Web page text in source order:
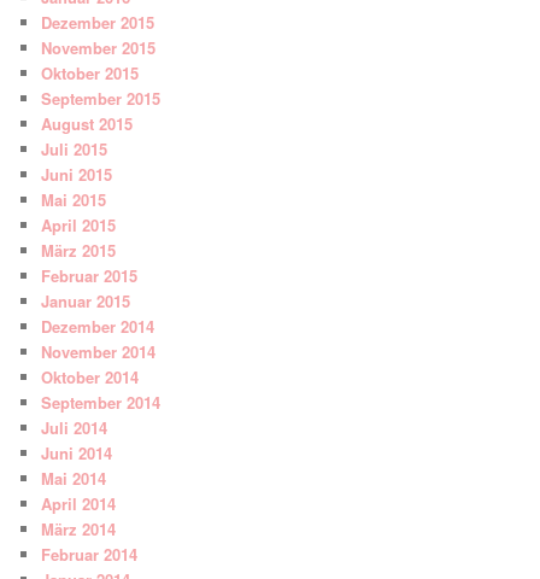
Dezember 2015
November 2015
Oktober 2015
September 2015
August 2015
Juli 2015
Juni 2015
Mai 2015
April 2015
März 2015
Februar 2015
Januar 2015
Dezember 2014
November 2014
Oktober 2014
September 2014
Juli 2014
Juni 2014
Mai 2014
April 2014
März 2014
Februar 2014